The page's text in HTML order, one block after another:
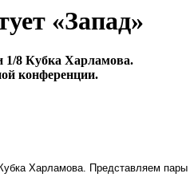
«Запад»
1/8 Кубка Харламова.
конференции.
Харламова. Представляем пары